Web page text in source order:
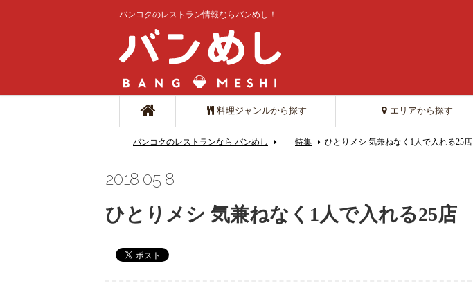
バンコクのレストラン情報ならバンめし！
料理ジャンルから探す エリアから探す
バンコクのレストランなら バンめし 特集 ひとりメシ 気兼ねなく1人で入れる25店
2018.05.8
ひとりメシ 気兼ねなく1人で入れる25店